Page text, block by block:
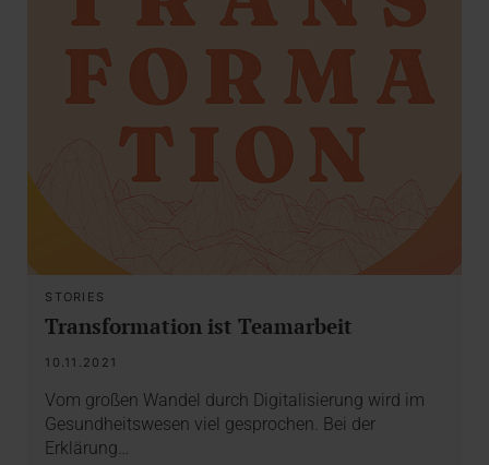
STORIES
Transformation ist Teamarbeit
10.11.2021
Vom großen Wandel durch Digitalisierung wird im
Gesundheitswesen viel gesprochen. Bei der
Erklärung…